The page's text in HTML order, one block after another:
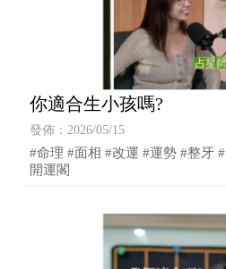
你適合生小孩嗎?
發佈：2026/05/15
#命理 #面相 #改運 #運勢 #整牙
開運閣